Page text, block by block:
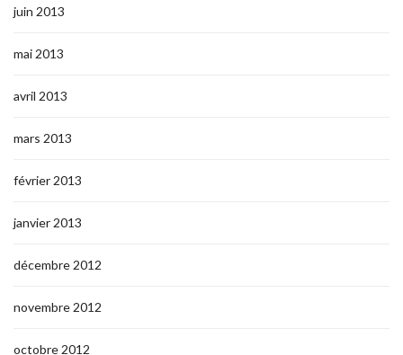
juin 2013
mai 2013
avril 2013
mars 2013
février 2013
janvier 2013
décembre 2012
novembre 2012
octobre 2012